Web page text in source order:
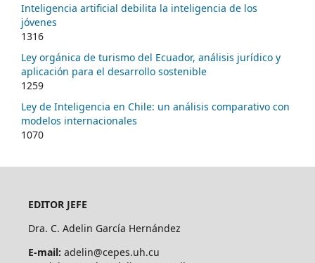
Inteligencia artificial debilita la inteligencia de los
jóvenes
1316
Ley orgánica de turismo del Ecuador, análisis jurídico y
aplicación para el desarrollo sostenible
1259
Ley de Inteligencia en Chile: un análisis comparativo con
modelos internacionales
1070
EDITOR JEFE
Dra. C. Adelin García Hernández
E-mail: adelin@cepes.uh.cu